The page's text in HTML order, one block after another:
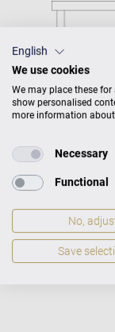
English
We use cookies
We may place these
show personalised
more information
Necessary
Functional
No,
Save